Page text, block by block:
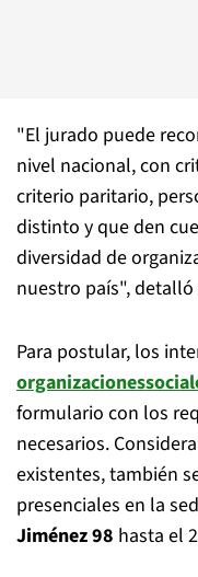
"El jurado puede
nivel nacional, con
criterio paritario,
distinto y que den
diversidad de
nuestro país",
Para postular, los
formulario con los
necesarios.
existentes, también
presenciales en la
Jiménez 98 hasta el